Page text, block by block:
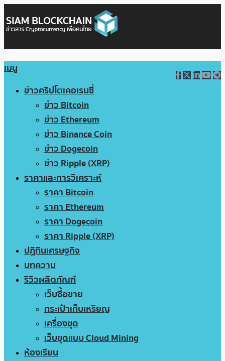
เมนู
ข่าวคริปโตเคอเรนซี่
ข่าว Bitcoin
ข่าว Ethereum
ข่าว Binance Coin
ข่าว Dogecoin
ข่าว Ripple (XRP)
ราคาและการวิเคราะห์
ราคา Bitcoin
ราคา Ethereum
ราคา Dogecoin
ราคา Ripple (XRP)
ปฏิทินเศรษฐกิจ
บทความ
รีวิวผลิตภัณฑ์
เว็บซื้อขาย
กระเป๋าเก็บเหรียญ
เครื่องขุด
เว็บขุดแบบ Cloud Mining
ห้องเรียน